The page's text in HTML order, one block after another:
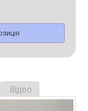
Відео